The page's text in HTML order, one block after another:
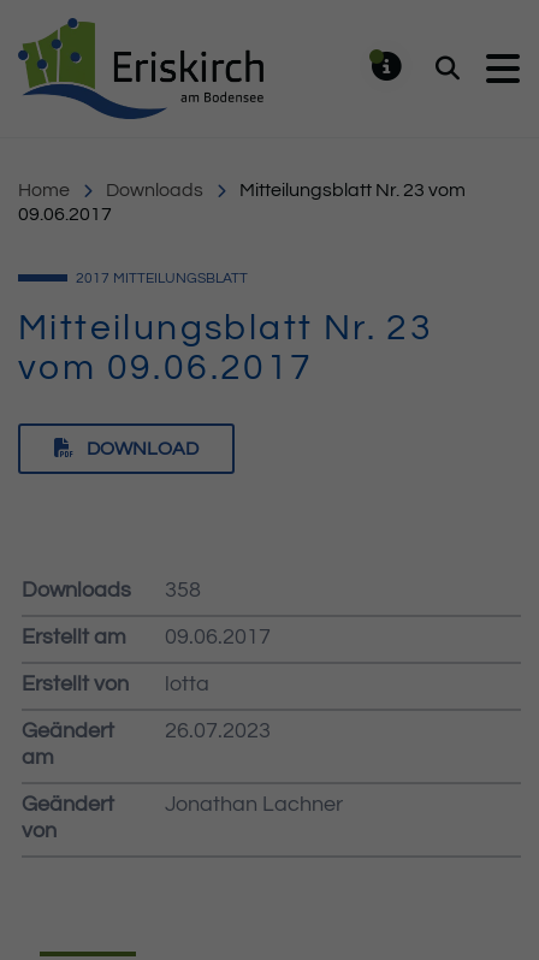
Suchen
Home Downloads
Mitteilungsblatt Nr. 23 vom
09.06.2017
2017 MITTEILUNGSBLATT
Mitteilungsblatt Nr. 23
vom 09.06.2017
DOWNLOAD
Downloads 358
Erstellt am 09.06.2017
Erstellt von lotta
Geändert
am
26.07.2023
Geändert
von
Jonathan Lachner